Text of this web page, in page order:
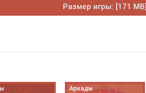
Размер игры: [171 MB]
Аркады